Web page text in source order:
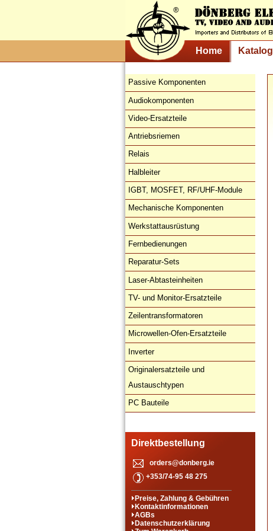
Home Katalog
Passive Komponenten
Audiokomponenten
Video-Ersatzteile
Antriebsriemen
Relais
Halbleiter
IGBT, MOSFET, RF/UHF-Module
Mechanische Komponenten
Werkstattausrüstung
Fernbedienungen
Reparatur-Sets
Laser-Abtasteinheiten
TV- und Monitor-Ersatzteile
Zeilentransformatoren
Microwellen-Ofen-Ersatzteile
Inverter
Originalersatzteile und
Austauschtypen
PC Bauteile
Direktbestellung
orders@donberg.ie
+353/74-95 48 275
Preise, Zahlung & Gebühren
Kontaktinformationen
AGBs
Datenschutzerklärung